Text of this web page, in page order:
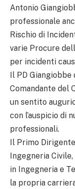
Antonio
professionale
Rischio di
varie Procure
per incidenti
Il PD
Comandante del
un sentito
con l’auspicio di
professionali.
Il Primo
Ingegneria
in Ingegneria e
la propria